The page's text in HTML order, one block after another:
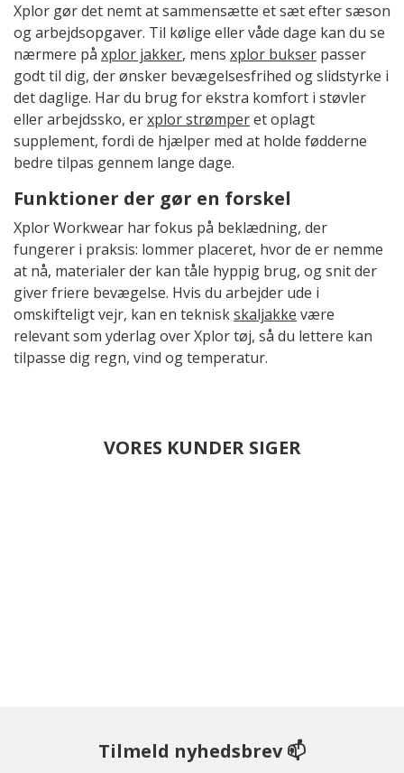
Xplor gør det nemt at sammensætte et sæt efter sæson
og arbejdsopgaver. Til kølige eller våde dage kan du se
nærmere på xplor jakker, mens xplor bukser passer
godt til dig, der ønsker bevægelsesfrihed og slidstyrke i
det daglige. Har du brug for ekstra komfort i støvler
eller arbejdssko, erxplor strømperet oplagt
supplement, fordi de hjælper med at holde fødderne
bedre tilpas gennem lange dage.
Funktioner der gør en forskel
Xplor Workwear har fokus på beklædning, der
fungerer i praksis: lommer placeret, hvor de er nemme
at nå, materialer der kan tåle hyppig brug, og snit der
giver friere bevægelse. Hvis du arbejder ude i
omskifteligt vejr, kan en tekniskskaljakke være
relevant som yderlag over Xplor tøj, så du lettere kan
tilpasse dig regn, vind og temperatur.
VORES KUNDER SIGER
Tilmeld nyhedsbrev 📫